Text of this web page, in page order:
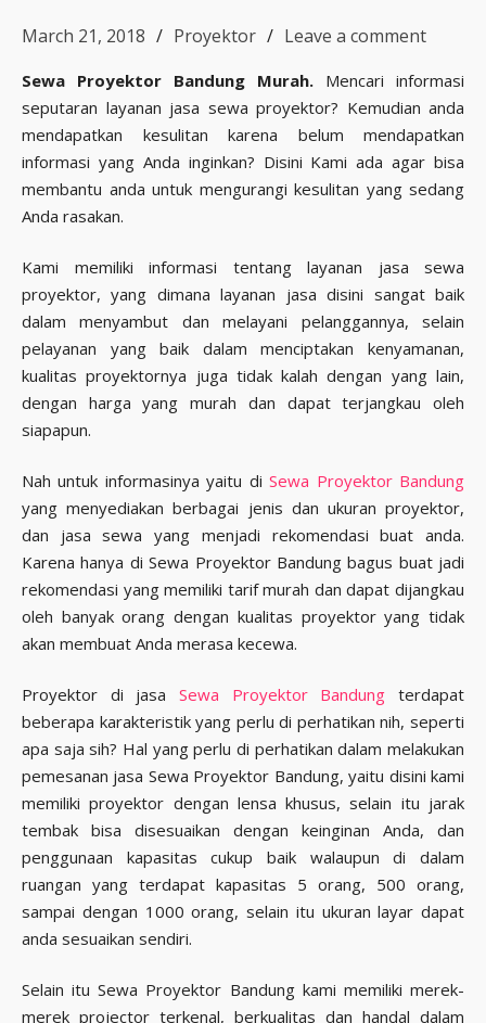
March 21, 2018 Proyektor Leave a comment
Sewa Proyektor Bandung Murah. Mencari informasi
seputaran layanan jasa sewa proyektor? Kemudian anda
mendapatkan kesulitan karena belum mendapatkan
informasi yang Anda inginkan? Disini Kami ada agar bisa
membantu anda untuk mengurangi kesulitan yang sedang
Anda rasakan.
Kami memiliki informasi tentang layanan jasa sewa
proyektor, yang dimana layanan jasa disini sangat baik
dalam menyambut dan melayani pelanggannya, selain
pelayanan yang baik dalam menciptakan kenyamanan,
kualitas proyektornya juga tidak kalah dengan yang lain,
dengan harga yang murah dan dapat terjangkau oleh
siapapun.
Nah untuk informasinya yaitu diSewa Proyektor Bandung
yang menyediakan berbagai jenis dan ukuran proyektor,
dan jasa sewa yang menjadi rekomendasi buat anda.
Karena hanya di Sewa Proyektor Bandung bagus buat jadi
rekomendasi yang memiliki tarif murah dan dapat dijangkau
oleh banyak orang dengan kualitas proyektor yang tidak
akan membuat Anda merasa kecewa.
Proyektor di jasa Sewa Proyektor Bandung terdapat
beberapa karakteristik yang perlu di perhatikan nih, seperti
apa saja sih? Hal yang perlu di perhatikan dalam melakukan
pemesanan jasa Sewa Proyektor Bandung, yaitu disini kami
memiliki proyektor dengan lensa khusus, selain itu jarak
tembak bisa disesuaikan dengan keinginan Anda, dan
penggunaan kapasitas cukup baik walaupun di dalam
ruangan yang terdapat kapasitas 5 orang, 500 orang,
sampai dengan 1000 orang, selain itu ukuran layar dapat
anda sesuaikan sendiri.
Selain itu Sewa Proyektor Bandung kami memiliki merek-
merek projector terkenal, berkualitas dan handal dalam